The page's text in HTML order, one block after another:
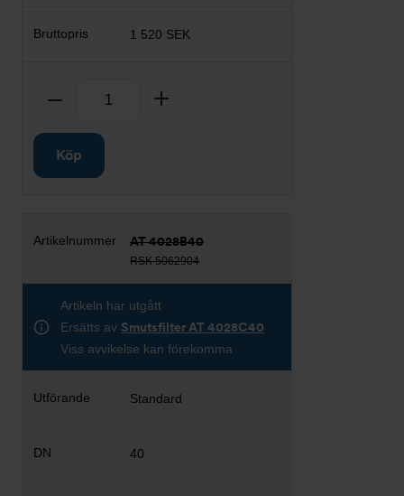
1 520 SEK
Ta bort
Köp
AT 4028B40
RSK 5062904
Artikeln har utgått
Ersätts av Smutsfilter AT 4028C40
Viss avvikelse kan förekomma
Standard
40